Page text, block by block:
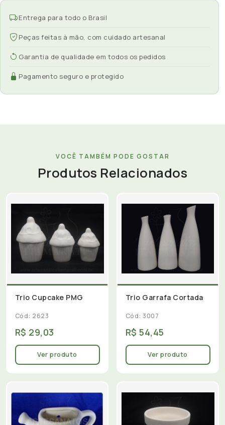
Entrega para todo o Brasil
Peças feitas à mão, com cuidado artesanal
Garantia de qualidade em todos os pedidos
Pagamento seguro e protegido
VOCÊ TAMBÉM PODE GOSTAR
Produtos Relacionados
Trio Cupcake PMG
Cód: 2623
R$ 29,03
Ver produto
Trio Garrafa Cortada
Cód: 3007
R$ 54,45
Ver produto